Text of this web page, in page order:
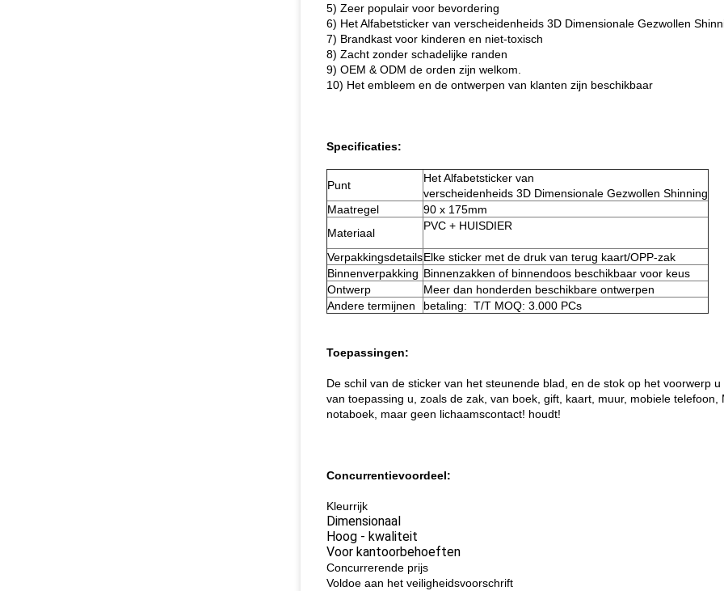
5) Zeer populair voor bevordering
6) Het Alfabetsticker van verscheidenheids 3D Dimensionale Gezwollen
7) Brandkast voor kinderen en niet-toxisch
8) Zacht zonder schadelijke randen
9) OEM & ODM de orden zijn welkom.
10) Het embleem en de ontwerpen van klanten zijn beschikbaar
Specificaties:
Punt
Het Alfabetsticker van
verscheidenheids 3D Dimensionale Gezwollen Shinning
Maatregel
90 x 175mm
Materiaal
PVC + HUISDIER
VerpakkingsdetailsElke sticker met de druk van terug kaart/OPP-zak
Binnenverpakking Binnenzakken of binnendoos beschikbaar voor keus
Ontwerp
Meer dan honderden beschikbare ontwerpen
Andere termijnen
betaling: T/T MOQ: 3.000 PCs
Toepassingen:
De schil van de sticker van het steunende blad, en de stok op het voorwerp
van toepassing u, zoals de zak, van boek, gift, kaart, muur, mobiele
notaboek, maar geen lichaamscontact! houdt!
Concurrentievoordeel:
Kleurrijk
Dimensionaal
Hoog - kwaliteit
Voor kantoorbehoeften
Concurrerende prijs
Voldoe aan het veiligheidsvoorschrift